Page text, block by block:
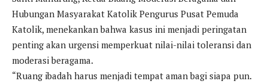
Hubungan Masyarakat Katolik Pengurus Pusat Pemuda
Katolik, menekankan bahwa kasus ini menjadi peringatan
penting akan urgensi memperkuat nilai-nilai toleransi dan
moderasi beragama.
“Ruang ibadah harus menjadi tempat aman bagi siapa pun.